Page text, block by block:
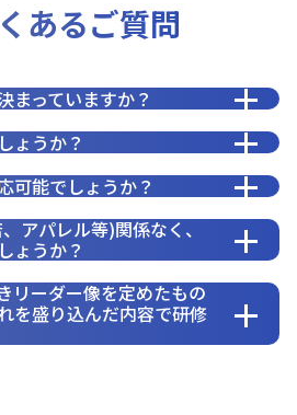
あるご質問
まっていますか？
ょうか？
可能でしょうか？
アパレル等)関係なく、
ょうか？
リーダー像を定めたもの
を盛り込んだ内容で研修